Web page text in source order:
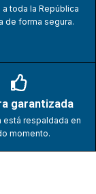
toda la República
de forma segura.
garantizada
está respaldada en
momento.